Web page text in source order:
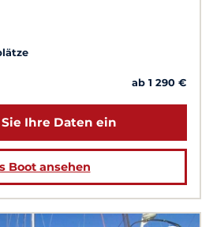
ab 1 290 €
Ihre Daten ein
Boot ansehen